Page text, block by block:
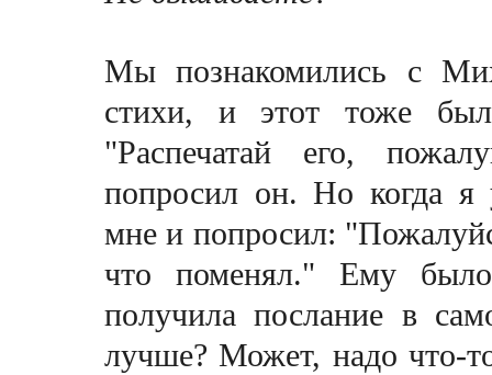
Мы познакомились с
стихи, и этот тоже
"Распечатай его,
попросил он. Но когда я
мне и попросил:
что поменял." Ему
получила послание в
лучше? Может, надо что-